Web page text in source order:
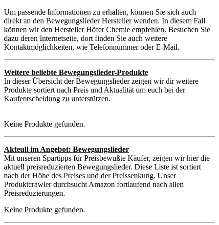
Um passende Informationen zu erhalten, können Sie sich auch
direkt an den Bewegungslieder Hersteller wenden. In diesem Fall
können wir den Hersteller Höfer Chemie empfehlen. Besuchen Sie
dazu deren Internetseite, dort finden Sie auch weitere
Kontaktmöglichkeiten, wie Telefonnummer oder E-Mail.
Weitere beliebte Bewegungslieder-Produkte
In dieser Übersicht der Bewegungslieder zeigen wir dir weitere
Produkte sortiert nach Preis und Aktualität um euch bei der
Kaufentscheidung zu unterstützen.
Keine Produkte gefunden.
Akteull im Angebot: Bewegungslieder
Mit unseren Spartipps für Preisbewußte Käufer, zeigen wir hier die
aktuell preisreduzierten Bewegungslieder. Diese Liste ist sortiert
nach der Höhe des Preises und der Preissenkung. Unser
Produktcrawler durchsucht Amazon fortlaufend nach allen
Preisreduzierungen.
Keine Produkte gefunden.